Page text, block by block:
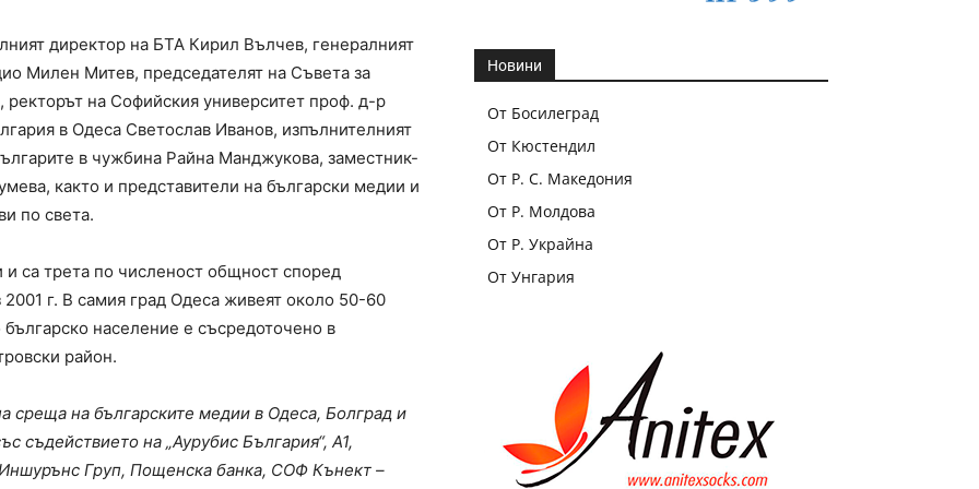
директор на БТА Кирил Вълчев, генералният
Милен Митев, председателят на Съвета за
на Софийския университет проф. д-р
в Одеса Светослав Иванов, изпълнителният
в чужбина Райна Манджукова, заместник-
както и представители на български медии и
по света.
са трета по численост общност според
г. В самия град Одеса живеят около 50-60
население е съсредоточено в
район.
среща на българските медии в Одеса, Болград и
съдействието на „Аурубис България“, А1,
Груп, Пощенска банка, СОФ Кънект –
Новини
От Босилеград
От Кюстендил
От Р. С. Македония
От Р. Молдова
От Р. Украйна
От Унгария